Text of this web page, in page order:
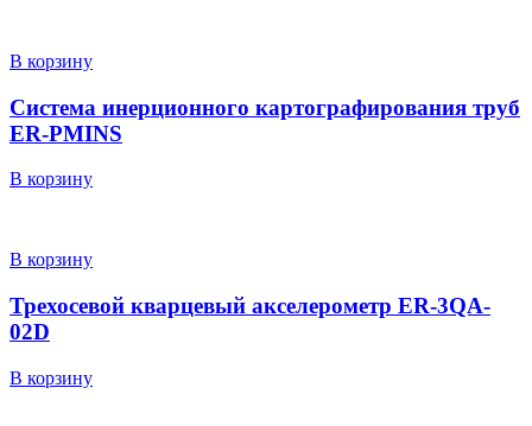
В корзину
Система инерционного картографирования труб
ER-PMINS
В корзину
В корзину
Трехосевой кварцевый акселерометр ER-3QA-
02D
В корзину